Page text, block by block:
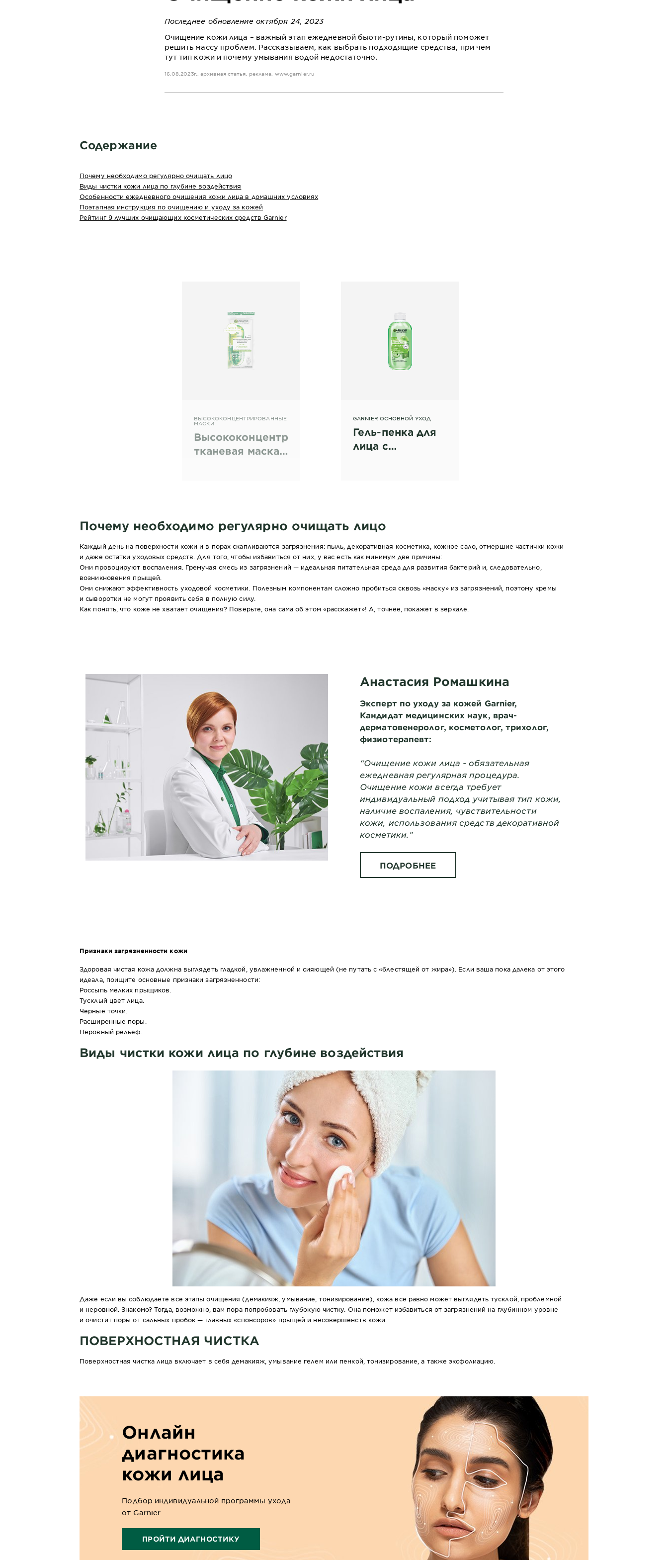
Последнее обновление октября 24, 2023
Очищение кожи лица – важный этап ежедневной бьюти-рутины, который поможет
решить массу проблем. Рассказываем, как выбрать подходящие средства, при чем
тут тип кожи и почему умывания водой недостаточно.
16.08.2023г., архивная статья, реклама, www.garnier.ru
Содержание
Почему необходимо регулярно очищать лицо
Виды чистки кожи лица по глубине воздействия
Особенности ежедневного очищения кожи лица в домашних условиях
Поэтапная инструкция по очищению и уходу за кожей
Рейтинг 9 лучших очищающих косметических средств Garnier
ВЫСОКОКОНЦЕНТРИРОВАННЫЕ
МАСКИ
Высококонцентрированная
тканевая маска
GARNIER ОСНОВНОЙ УХОД
Гель-пенка для
лица с
Почему необходимо регулярно очищать лицо
Каждый день на поверхности кожи и в порах скапливаются загрязнения: пыль, декоративная косметика, кожное сало, отмершие частички кожи
и даже остатки уходовых средств. Для того, чтобы избавиться от них, у вас есть как минимум две причины:
Они провоцируют воспаления. Гремучая смесь из загрязнений — идеальная питательная среда для развития бактерий и, следовательно,
возникновения прыщей
Они снижают эффективность уходовой косметики. Полезным компонентам сложно пробиться сквозь «маску» из загрязнений, поэтому кремы
и сыворотки не могут проявить себя в полную силу.
Как понять, что коже не хватает очищения? Поверьте, она сама об этом «расскажет»! А, точнее, покажет в зеркале.
Анастасия Ромашкина
Эксперт по уходу за кожей Garnier,
Кандидат медицинских наук, врач-
дерматовенеролог, косметолог, трихолог,
физиотерапевт:
“Очищение кожи лица - обязательная
ежедневная регулярная процедура.
Очищение кожи всегда требует
индивидуальный подход учитывая тип кожи,
наличие воспаления, чувствительности
кожи, использования средств декоративной
косметики."
ПОДРОБНЕЕ
Признаки загрязненности кожи
Здоровая чистая кожа должна выглядеть гладкой, увлажненной и сияющей (не путать с «блестящей от жира»). Если ваша пока далека от этого
идеала, поищите основные признаки загрязненности:
Россыпь мелких прыщиков.
Тусклый цвет лица.
Черные точки
Расширенные поры.
Неровный рельеф.
Виды чистки кожи лица по глубине воздействия
Даже если вы соблюдаете все этапы очищения (демакияж, умывание, тонизирование), кожа все равно может выглядеть тусклой, проблемной
и неровной. Знакомо? Тогда, возможно, вам пора попробовать глубокую чистку. Она поможет избавиться от загрязнений на глубинном уровне
и очистит поры от сальных пробок — главных «спонсоров» прыщей и несовершенств кожи.
ПОВЕРХНОСТНАЯ ЧИСТКА
Поверхностная чистка лица включает в себя демакияж, умывание гелем или пенкой, тонизирование, а также эксфолиацию.
Онлайн
диагностика
кожи лица
Подбор индивидуальной программы ухода
от Garnier
ПРОЙТИ ДИАГНОСТИКУ